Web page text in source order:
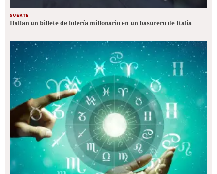
SUERTE
Hallan un billete de lotería millonario en un basurero de Italia